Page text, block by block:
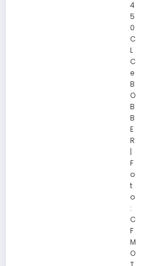
4
5
0
C
L
C
e
B
O
B
B
E
R
|
F
o
t
o
:
C
F
M
O